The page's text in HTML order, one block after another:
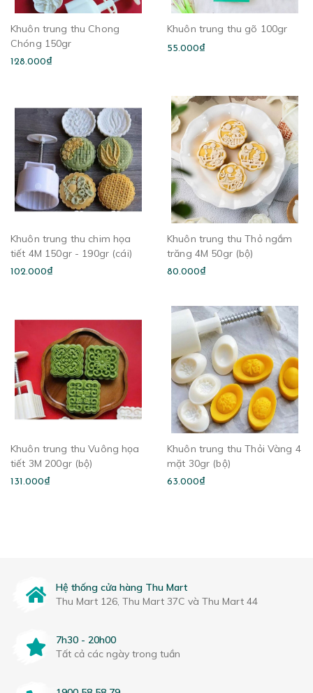
Khuôn trung thu Chong
Chóng 150gr
128.000₫
Khuôn trung thu gõ 100gr
55.000₫
Khuôn trung thu chim họa
tiết 4M 150gr - 190gr (cái)
102.000₫
Khuôn trung thu Thỏ ngắm
trăng 4M 50gr (bộ)
80.000₫
Khuôn trung thu Vuông họa
tiết 3M 200gr (bộ)
131.000₫
Khuôn trung thu Thỏi Vàng 4
mặt 30gr (bộ)
63.000₫
Hệ thống cửa hàng Thu Mart
Thu Mart 126, Thu Mart 37C và Thu Mart 44
7h30 - 20h00
Tất cả các ngày trong tuần